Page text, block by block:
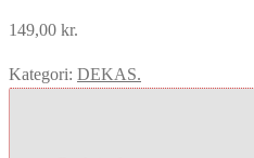
149,00 kr.
Kategori: DEKAS.